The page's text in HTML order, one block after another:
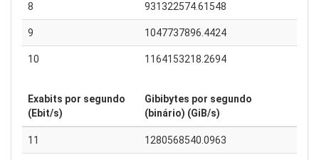
8 931322574.61548
9 1047737896.4424
10 1164153218.2694
Exabits por segundo
(Ebit/s)
Gibibytes por segundo
(binário) (GiB/s)
11 1280568540.0963